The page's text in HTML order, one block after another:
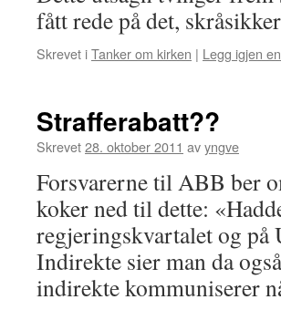
fått rede på det,
Skrevet iTanker om kirken | Legg igjen
Strafferabatt??
Skrevet28. oktober 2011 avyngve
Forsvarerne til ABB ber
koker ned til dette:
regjeringskvartalet og på
Indirekte sier man da
indirekte kommuniserer